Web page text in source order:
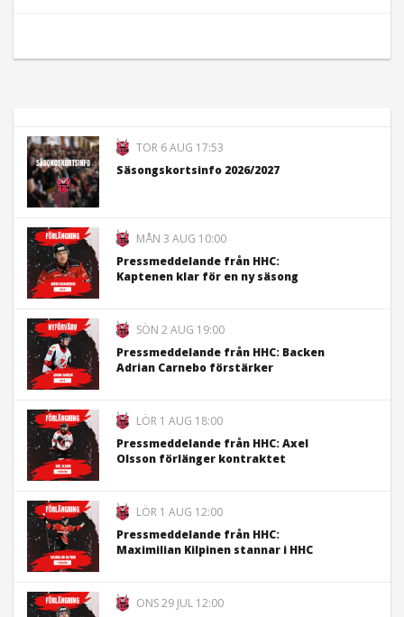
TOR 6 AUG 17:53
Säsongskortsinfo 2026/2027
MÅN 3 AUG 10:00
Pressmeddelande från HHC:
Kaptenen klar för en ny säsong
SÖN 2 AUG 19:00
Pressmeddelande från HHC: Backen
Adrian Carnebo förstärker
LÖR 1 AUG 18:00
Pressmeddelande från HHC: Axel
Olsson förlänger kontraktet
LÖR 1 AUG 12:00
Pressmeddelande från HHC:
Maximilian Kilpinen stannar i HHC
ONS 29 JUL 12:00